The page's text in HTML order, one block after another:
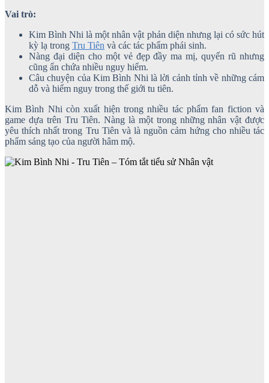
Vai trò:
Kim Bình Nhi là một nhân vật phản diện nhưng lại có sức hút
kỳ lạ trong Tru Tiên và các tác phẩm phái sinh.
Nàng đại diện cho một vẻ đẹp đầy ma mị, quyến rũ nhưng
cũng ẩn chứa nhiều nguy hiểm.
Câu chuyện của Kim Bình Nhi là lời cảnh tỉnh về những cám
dỗ và hiểm nguy trong thế giới tu tiên.
Kim Bình Nhi còn xuất hiện trong nhiều tác phẩm fan fiction và
game dựa trên Tru Tiên. Nàng là một trong những nhân vật được
yêu thích nhất trong Tru Tiên và là nguồn cảm hứng cho nhiều tác
phẩm sáng tạo của người hâm mộ.